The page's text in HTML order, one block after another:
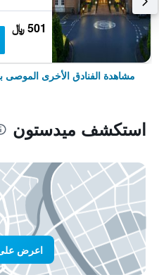
501 ﷼
مشاهدة الفنادق الأخرى الموصى
استكشف ميدستون
اعرض